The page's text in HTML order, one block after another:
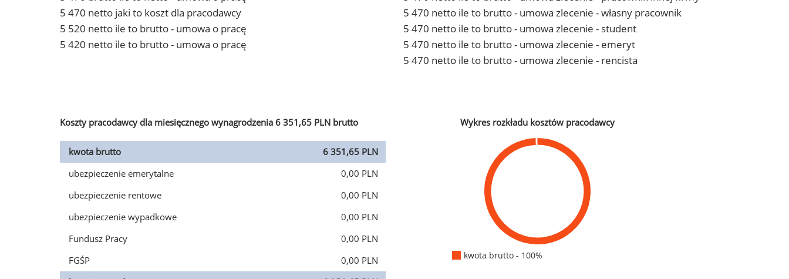
5 470 netto jaki to koszt dla pracodawcy
5 520 netto ile to brutto - umowa o pracę
5 420 netto ile to brutto - umowa o pracę
5 470 netto ile to brutto - umowa zlecenie - własny pracownik
5 470 netto ile to brutto - umowa zlecenie - student
5 470 netto ile to brutto - umowa zlecenie - emeryt
5 470 netto ile to brutto - umowa zlecenie - rencista
Koszty pracodawcy dla miesięcznego wynagrodzenia 6 351,65 PLN brutto
kwota brutto
6 351,65 PLN
ubezpieczenie emerytalne
0,00 PLN
ubezpieczenie rentowe
0,00 PLN
ubezpieczenie wypadkowe
0,00 PLN
Fundusz Pracy
0,00 PLN
FGŚP
0,00 PLN
Wykres rozkładu kosztów pracodawcy
kwota brutto - 100%